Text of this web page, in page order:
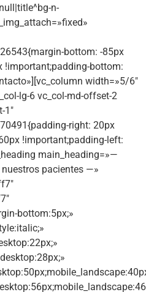
n-
bottom: -85px
!important;padding-bottom:
width=»5/6″
lg-6 vc_col-md-offset-2
1″
right: 20px
!important;padding-left:
main_heading=»—
pacientes —»
bottom:5px;»